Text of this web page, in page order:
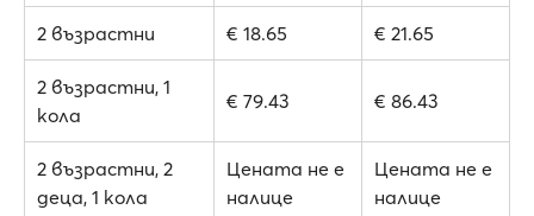
2 възрастни € 18.65 € 21.65
2 възрастни, 1
кола
€ 79.43 € 86.43
2 възрастни, 2
деца, 1 кола
Цената не е
налице
Цената не е
налице